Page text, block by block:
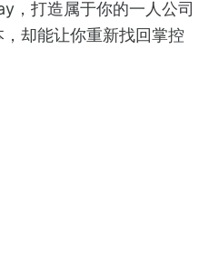
，打造属于你的一人公司
却能让你重新找回掌控